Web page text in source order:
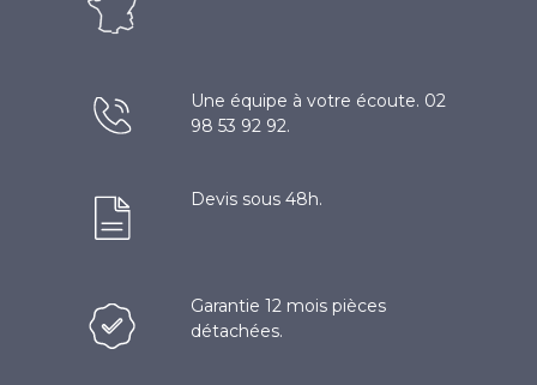
Une équipe à votre écoute. 02
98 53 92 92.
Devis sous 48h.
Garantie 12 mois pièces
détachées.